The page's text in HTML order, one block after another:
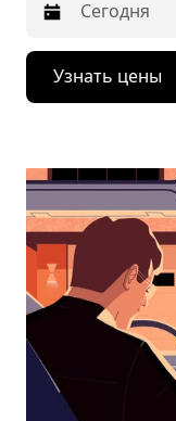
Нажмите
стрелку
вниз,
календарю
выбрать
дату.
Чтобы
закрыть
календарь,
нажмите
Esc.
Узнать цены